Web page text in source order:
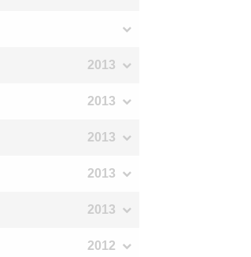
2013
2013
2013
2013
2013
2012